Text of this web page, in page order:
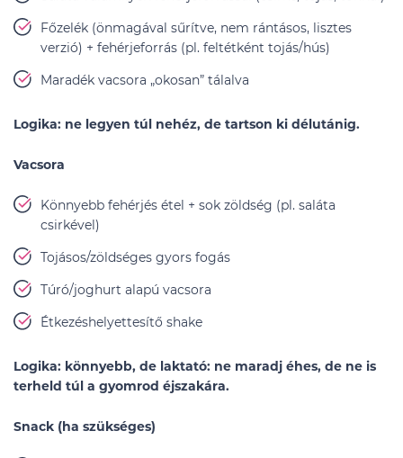
Főzelék (önmagával sűrítve, nem rántásos, lisztes
verzió) + fehérjeforrás (pl. feltétként tojás/hús)
Maradék vacsora „okosan” tálalva
Logika: ne legyen túl nehéz, de tartson ki délutánig.
Vacsora
Könnyebb fehérjés étel + sok zöldség (pl. saláta
csirkével)
Tojásos/zöldséges gyors fogás
Túró/joghurt alapú vacsora
Étkezéshelyettesítő shake
Logika: könnyebb, de laktató: ne maradj éhes, de ne is
terheld túl a gyomrod éjszakára.
Snack (ha szükséges)